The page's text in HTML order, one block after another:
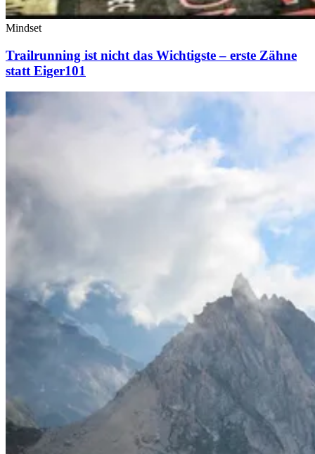
Mindset
Trailrunning ist nicht das Wichtigste – erste Zähne
statt Eiger101